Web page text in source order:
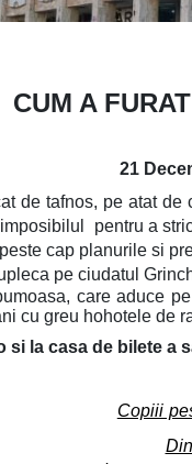
CUM A
21
de tafnos, pe atat
pentru a
cap planurile si
pe ciudatul
care aduce
cu greu hohotele de
si la casa de bilete a
Copiii